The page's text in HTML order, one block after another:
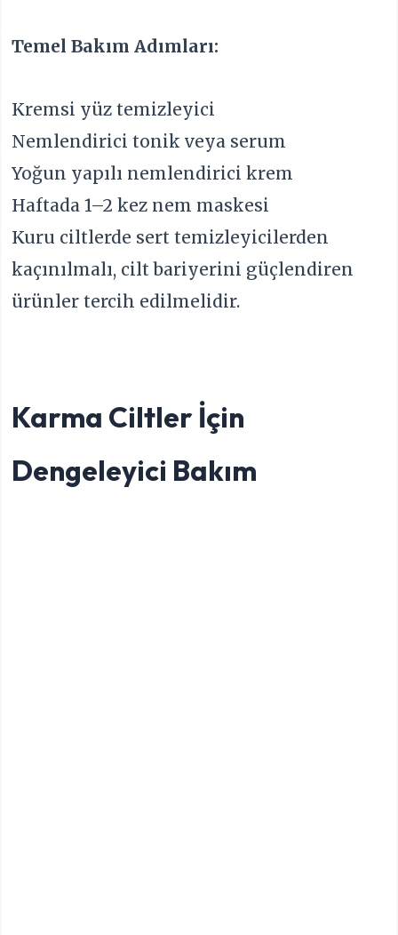
Temel Bakım Adımları:
Kremsi yüz temizleyici
Nemlendirici tonik veya serum
Yoğun yapılı nemlendirici krem
Haftada 1–2 kez nem maskesi
Kuru ciltlerde sert temizleyicilerden
kaçınılmalı, cilt bariyerini güçlendiren
ürünler tercih edilmelidir.
Karma Ciltler İçin
Dengeleyici Bakım